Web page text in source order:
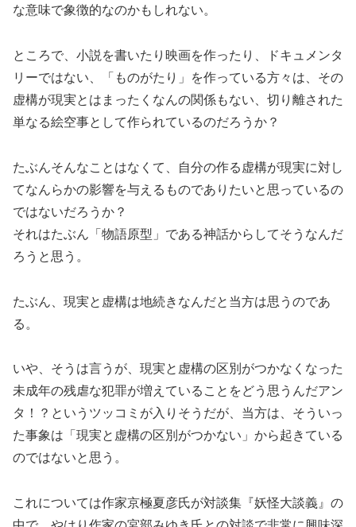
な意味で象徴的なのかもしれない。
ところで、小説を書いたり映画を作ったり、ドキュメンタ
リーではない、「ものがたり」を作っている方々は、その
虚構が現実とはまったくなんの関係もない、切り離された
単なる絵空事として作られているのだろうか？
たぶんそんなことはなくて、自分の作る虚構が現実に対し
てなんらかの影響を与えるものでありたいと思っているの
ではないだろうか？
それはたぶん「物語原型」である神話からしてそうなんだ
ろうと思う。
たぶん、現実と虚構は地続きなんだと当方は思うのであ
る。
いや、そうは言うが、現実と虚構の区別がつかなくなった
未成年の残虐な犯罪が増えていることをどう思うんだアン
タ！？というツッコミが入りそうだが、当方は、そういっ
た事象は「現実と虚構の区別がつかない」から起きている
のではないと思う。
これについては作家京極夏彦氏が対談集『妖怪大談義』の